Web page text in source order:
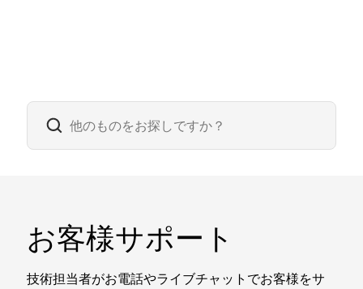
お客様サポート
技術担当者がお電話やライブチャットでお客様をサ